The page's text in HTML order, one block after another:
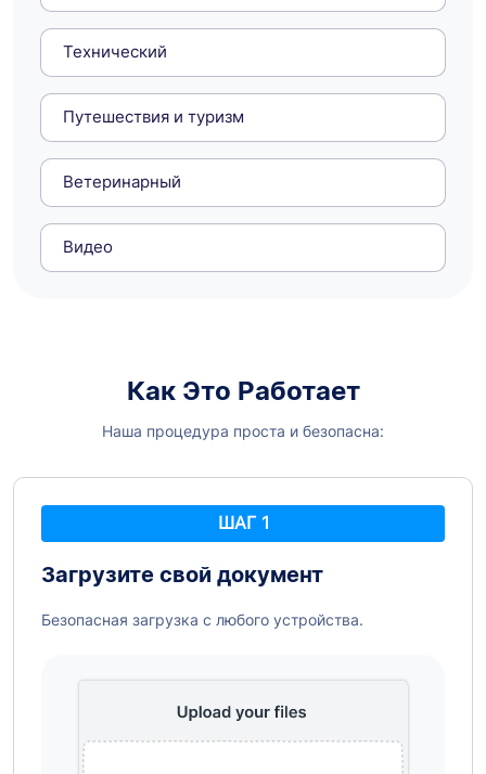
Технический
Путешествия и туризм
Ветеринарный
Видео
Как Это Работает
Наша процедура проста и безопасна:
ШАГ 1
Загрузите свой документ
Безопасная загрузка с любого устройства.